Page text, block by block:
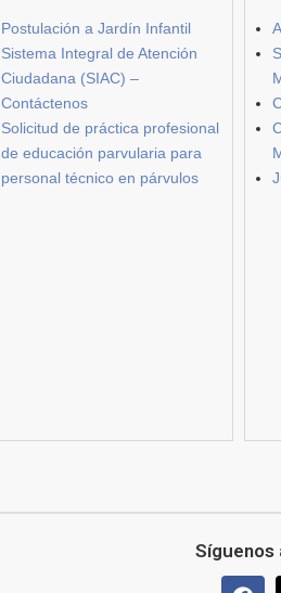
Postulación a Jardín Infantil
Sistema Integral de Atención
Ciudadana (SIAC) –
Contáctenos
Solicitud de práctica profesional
de educación parvularia para
personal técnico en párvulos
Síguenos